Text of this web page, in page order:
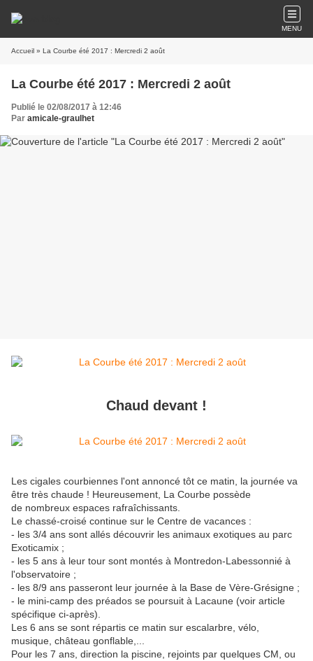
MENU
Accueil » La Courbe été 2017 : Mercredi 2 août
La Courbe été 2017 : Mercredi 2 août
Publié le 02/08/2017 à 12:46
Par amicale-graulhet
Chaud devant !
Les cigales courbiennes l'ont annoncé tôt ce matin, la journée va
être très chaude ! Heureusement, La Courbe possède
de nombreux espaces rafraîchissants.
Le chassé-croisé continue sur le Centre de vacances :
- les 3/4 ans sont allés découvrir les animaux exotiques au parc
Exoticamix ;
- les 5 ans à leur tour sont montés à Montredon-Labessonnié à
l'observatoire ;
- les 8/9 ans passeront leur journée à la Base de Vère-Grésigne ;
- le mini-camp des préados se poursuit à Lacaune (voir article
spécifique ci-après).
Les 6 ans se sont répartis ce matin sur escalarbre, vélo,
musique, château gonflable,...
Pour les 7 ans, direction la piscine, rejoints par quelques CM, ou